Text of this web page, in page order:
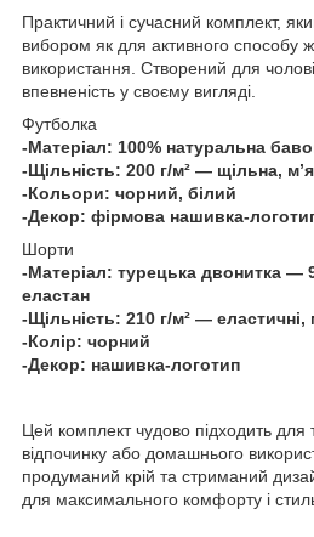
Практичний і сучасний комплект,
вибором як для активного способу
використання. Створений для
впевненість у своєму вигляді.
Футболка
-Матеріал: 100% натуральна
-Щільність: 200 г/м² — щільна,
-Кольори: чорний, білий
-Декор: фірмова нашивка-
Шорти
-Матеріал: турецька двонитка —
еластан
-Щільність: 210 г/м² — еластичні,
-Колір: чорний
-Декор: нашивка-логотип
Цей комплект чудово підходить для
відпочинку або домашнього
продуманий крій та стриманий
для максимального комфорту і